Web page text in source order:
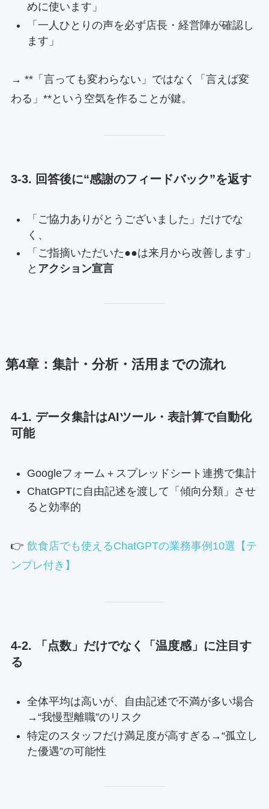
めに使います」
「一人ひとりの声を必ず店長・経営陣が確認し
ます」
→ **「言っても変わらない」ではなく「言えば変
わる」**という空気を作ることが鍵。
3-3. 回答後に“感謝のフィードバック”を返す
「ご協力ありがとうございました」だけでな
く、
「ご指摘いただいた●●は来月から改善します」
と アクション宣言
第4章：集計・分析・活用までの流れ
4-1. データ集計はAIツール・表計算で自動化
可能
Googleフォーム＋スプレッドシート連携で集計
ChatGPTに自由記述を渡して「傾向分類」させ
ると効率的
👉 飲食店でも使えるChatGPTの業務事例10選【テ
ンプレ付き】
4-2. 「点数」だけでなく「温度感」に注目す
る
全体平均は高いが、自由記述で不満が多い場合
→“我慢型離職”のリスク
特定のスタッフだけ満足度が高すぎる→“孤立し
た優遇”の可能性